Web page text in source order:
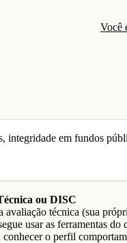
Você
integridade em fundos
ou DISC
avaliação técnica (sua
usar as ferramentas
conhecer o perfil